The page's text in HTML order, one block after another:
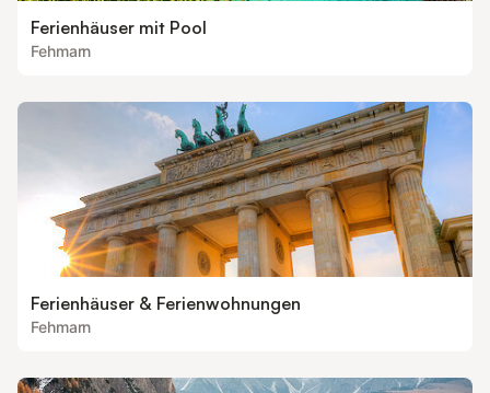
Ferienhäuser mit Pool
Fehmarn
Ferienhäuser & Ferienwohnungen
Fehmarn